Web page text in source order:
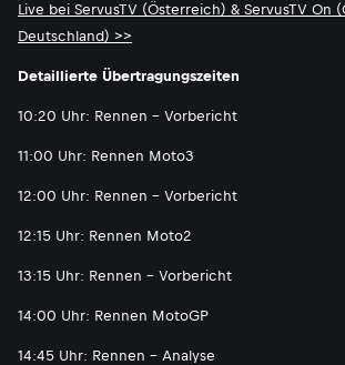
Live bei ServusTV (Österreich) & ServusTV On
Deutschland) >>
Detaillierte Übertragungszeiten
10:20 Uhr: Rennen - Vorbericht
11:00 Uhr: Rennen Moto3
12:00 Uhr: Rennen - Vorbericht
12:15 Uhr: Rennen Moto2
13:15 Uhr: Rennen - Vorbericht
14:00 Uhr: Rennen MotoGP
14:45 Uhr: Rennen - Analyse